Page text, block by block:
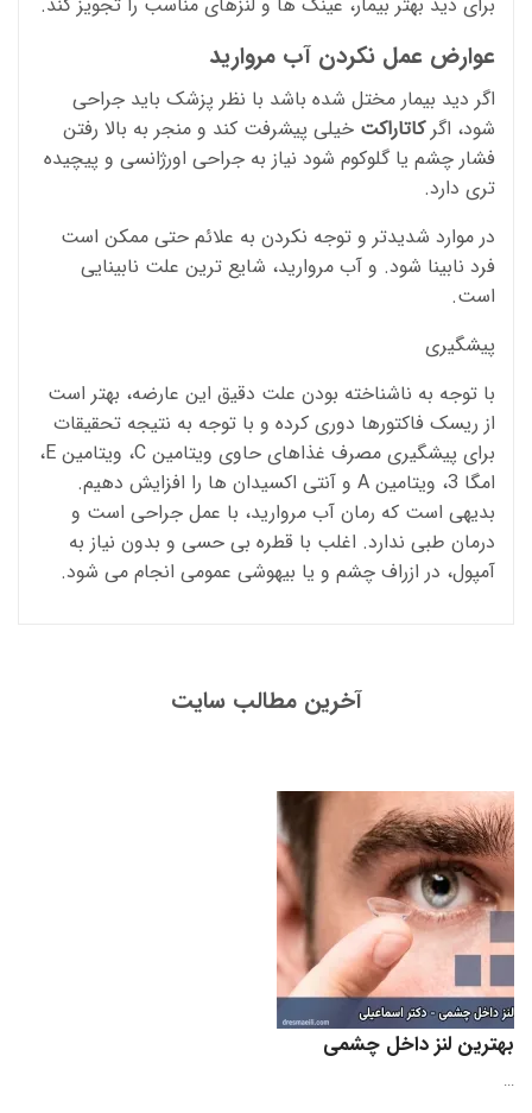
عوارض عمل نکردن آب مروارید
اگر دید بیمار مختل شده باشد با نظر پزشک باید جراحی
شود، اگرکاتاراکت خیلی پیشرفت کند و منجر به بالا رفتن
فشار چشم یا گلوکوم شود نیاز به جراحی اورژانسی و پیچیده
تری دارد.
در موارد شدیدتر و توجه نکردن به علائم حتی ممکن است
فرد نابینا شود. و آب مروارید، شایع ترین علت نابینایی
است.
پیشگیری
با توجه به ناشناخته بودن علت دقیق این عارضه، بهتر است
از ریسک فاکتورها دوری کرده و با توجه به نتیجه تحقیقات
برای پیشگیری مصرف غذاهای حاوی ویتامین C، ویتامین E،
امگا 3، ویتامین A و آنتی اکسیدان ها را افزایش دهیم.
بدیهی است که رمان آب مروارید، با عمل جراحی است و
درمان طبی ندارد. اغلب با قطره بی حسی و بدون نیاز به
آمپول، در ازراف چشم و یا بیهوشی عمومی انجام می شود.
آخرین مطالب سایت
بهترین لنز داخل چشمی
...